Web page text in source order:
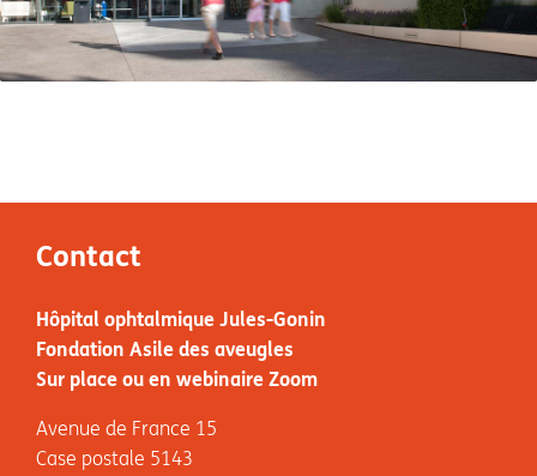
Contact
Hôpital ophtalmique Jules-Gonin
Fondation Asile des aveugles
Sur place ou en webinaire Zoom
Avenue de France 15
Case postale 5143